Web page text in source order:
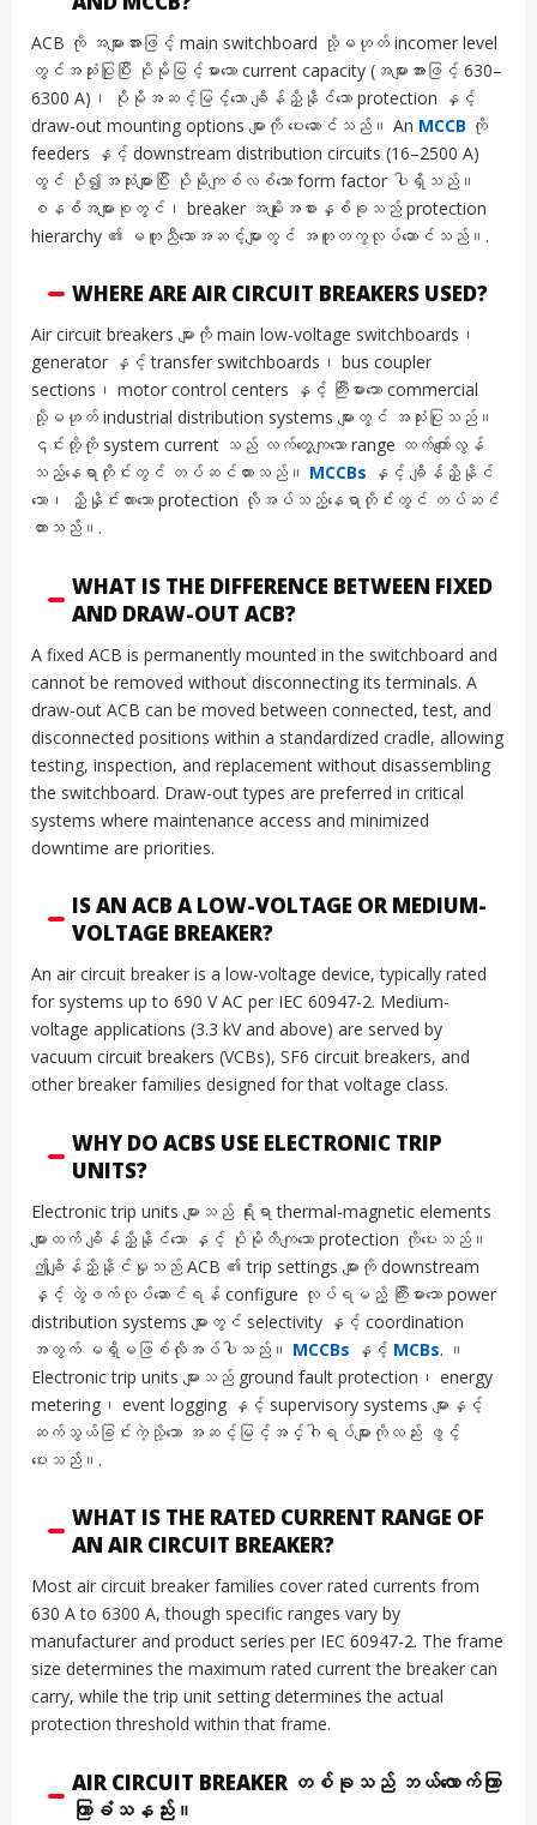
ACB ကို အများအားဖြင့် main switchboard သို့မဟုတ် incomer level
တွင်အသုံးပြုပြီး ပိုမိုမြင့်မားသော current capacity (အများအားဖြင့် 630–
6300 A)၊ ပိုမိုအဆင့်မြင့်သော ချိန်ညှိနိုင်သော protection နှင့်
draw-out mounting options များကို ပေးဆောင်သည်။ An MCCB ကို
feeders နှင့် downstream distribution circuits (16–2500 A)
တွင် ပို၍အသုံးများပြီး ပိုမိုကျစ်လစ်သော form factor ပါရှိသည်။
စနစ်အများစုတွင်၊ breaker အမျိုးအစားနှစ်ခုသည် protection
hierarchy ၏ မတူညီသောအဆင့်များတွင် အတူတကွလုပ်ဆောင်သည်။.
WHERE ARE AIR CIRCUIT BREAKERS USED?
Air circuit breakers များကို main low-voltage switchboards၊
generator နှင့် transfer switchboards၊ bus coupler
sections၊ motor control centers နှင့် ကြီးမားသော commercial
သို့မဟုတ် industrial distribution systems များတွင် အသုံးပြုသည်။
၎င်းတို့ကို system current သည် လက်တွေ့ကျသော range ထက်ကျော်လွန်
သည့်နေရာတိုင်းတွင် တပ်ဆင်ထားသည်။ MCCBs နှင့် ချိန်ညှိနိုင်
သော၊ ညှိနှိုင်းထားသော protection လိုအပ်သည့်နေရာတိုင်းတွင် တပ်ဆင်
ထားသည်။.
WHAT IS THE DIFFERENCE BETWEEN FIXED
AND DRAW-OUT ACB?
A fixed ACB is permanently mounted in the switchboard and
cannot be removed without disconnecting its terminals. A
draw-out ACB can be moved between connected, test, and
disconnected positions within a standardized cradle, allowing
testing, inspection, and replacement without disassembling
the switchboard. Draw-out types are preferred in critical
systems where maintenance access and minimized
downtime are priorities.
IS AN ACB A LOW-VOLTAGE OR MEDIUM-
VOLTAGE BREAKER?
An air circuit breaker is a low-voltage device, typically rated
for systems up to 690 V AC per IEC 60947-2. Medium-
voltage applications (3.3 kV and above) are served by
vacuum circuit breakers (VCBs), SF6 circuit breakers, and
other breaker families designed for that voltage class.
WHY DO ACBS USE ELECTRONIC TRIP
UNITS?
Electronic trip units များသည် ရိုးရာ thermal-magnetic elements
များထက် ချိန်ညှိနိုင်သော နှင့် ပိုမိုတိကျသော protection ကိုပေးသည်။
ဤချိန်ညှိနိုင်မှုသည် ACB ၏ trip settings များကို downstream
နှင့် တွဲဖက်လုပ်ဆောင်ရန် configure လုပ်ရမည့် ကြီးမားသော power
distribution systems များတွင် selectivity နှင့် coordination
အတွက် မရှိမဖြစ်လိုအပ်ပါသည်။ MCCBs နှင့် MCBs. ။
Electronic trip units များသည် ground fault protection၊ energy
metering၊ event logging နှင့် supervisory systems များနှင့်
ဆက်သွယ်ခြင်းကဲ့သို့သော အဆင့်မြင့်အင်္ဂါရပ်များကိုလည်း ဖွင့်
ပေးသည်။.
WHAT IS THE RATED CURRENT RANGE OF
AN AIR CIRCUIT BREAKER?
Most air circuit breaker families cover rated currents from
630 A to 6300 A, though specific ranges vary by
manufacturer and product series per IEC 60947-2. The frame
size determines the maximum rated current the breaker can
carry, while the trip unit setting determines the actual
protection threshold within that frame.
AIR CIRCUIT BREAKER တစ်ခုသည် ဘယ်လောက်ကြာ
ကြာခံသနည်း။